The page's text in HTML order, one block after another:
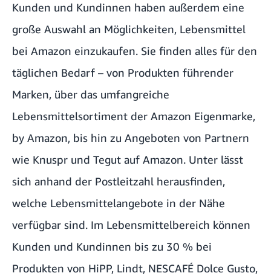
Kunden und Kundinnen haben außerdem eine
große Auswahl an Möglichkeiten, Lebensmittel
bei Amazon einzukaufen. Sie finden alles für den
täglichen Bedarf – von Produkten führender
Marken, über das umfangreiche
Lebensmittelsortiment der Amazon Eigenmarke,
by Amazon, bis hin zu Angeboten von Partnern
wie Knuspr und Tegut auf Amazon. Unter lässt
sich anhand der Postleitzahl herausfinden,
welche Lebensmittelangebote in der Nähe
verfügbar sind. Im Lebensmittelbereich können
Kunden und Kundinnen bis zu 30 % bei
Produkten von HiPP, Lindt, NESCAFÉ Dolce Gusto,